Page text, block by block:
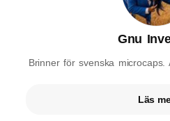
Gnu
Brinner för svenska microcaps.
Läs